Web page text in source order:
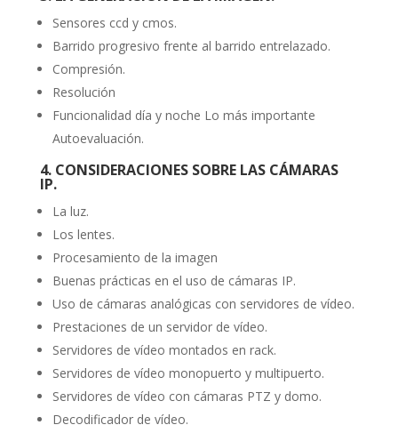
Sensores ccd y cmos.
Barrido progresivo frente al barrido entrelazado.
Compresión.
Resolución
Funcionalidad día y noche Lo más importante
Autoevaluación.
4. CONSIDERACIONES SOBRE LAS CÁMARAS
IP.
La luz.
Los lentes.
Procesamiento de la imagen
Buenas prácticas en el uso de cámaras IP.
Uso de cámaras analógicas con servidores de vídeo.
Prestaciones de un servidor de vídeo.
Servidores de vídeo montados en rack.
Servidores de vídeo monopuerto y multipuerto.
Servidores de vídeo con cámaras PTZ y domo.
Decodificador de vídeo.